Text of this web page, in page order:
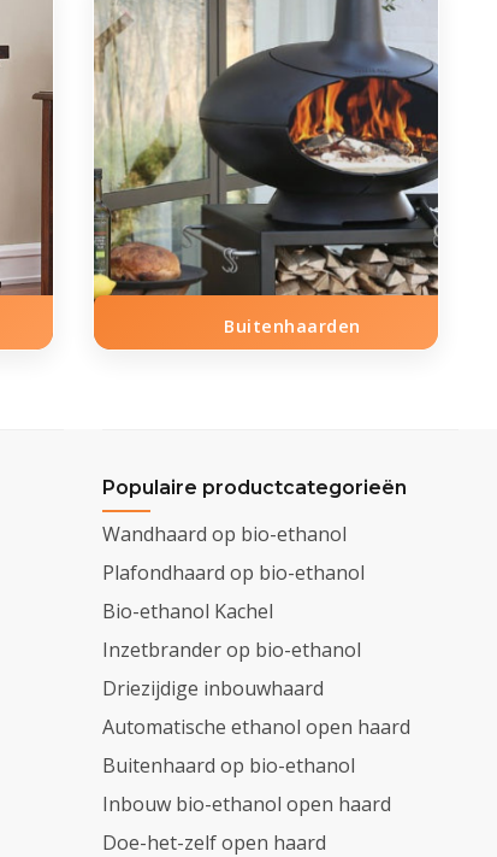
Buitenhaarden
Populaire productcategorieën
Wandhaard op bio-ethanol
Plafondhaard op bio-ethanol
Bio-ethanol Kachel
Inzetbrander op bio-ethanol
Driezijdige inbouwhaard
Automatische ethanol open haard
Buitenhaard op bio-ethanol
Inbouw bio-ethanol open haard
Doe-het-zelf open haard